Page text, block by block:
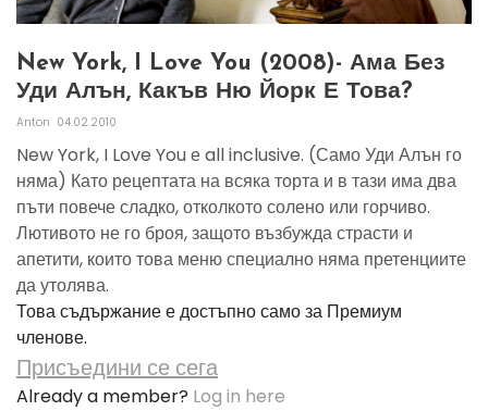
New York, I Love You (2008)- Ама Без
Уди Алън, Какъв Ню Йорк Е Това?
Anton 04.02.2010
New York, I Love You е all inclusive. (Само Уди Алън го
няма) Като рецептата на всяка торта и в тази има два
пъти повече сладко, отколкото солено или горчиво.
Лютивото не го броя, защото възбужда страсти и
апетити, които това меню специално няма претенциите
да утолява.
Това съдържание е достъпно само за Премиум
членове.
Присъедини се сега
Already a member? Log in here